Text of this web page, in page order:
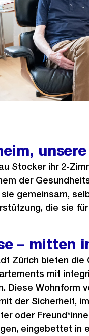
unsere
Stocker ihr 2-
der
gemeinsam,
die sie
– mitten
Zürich bieten die
mit
Diese Wohnform
der Sicherheit,
oder
eingebettet in